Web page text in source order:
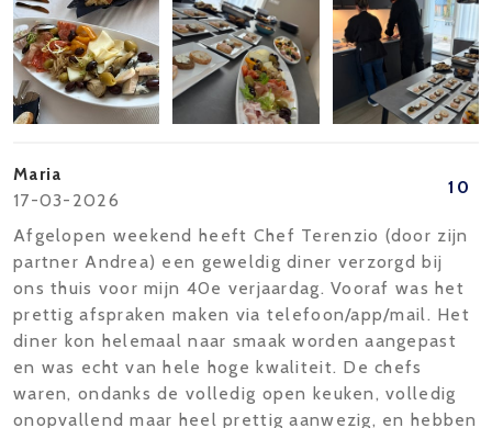
Maria
17-03-2026
10
Afgelopen weekend heeft Chef Terenzio (door zijn
partner Andrea) een geweldig diner verzorgd bij
ons thuis voor mijn 40e verjaardag. Vooraf was het
prettig afspraken maken via telefoon/app/mail. Het
diner kon helemaal naar smaak worden aangepast
en was echt van hele hoge kwaliteit. De chefs
waren, ondanks de volledig open keuken, volledig
onopvallend maar heel prettig aanwezig, en hebben